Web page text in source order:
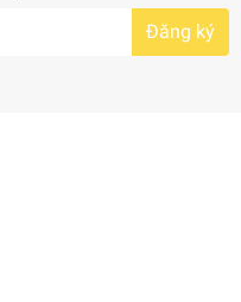
Đăng ký